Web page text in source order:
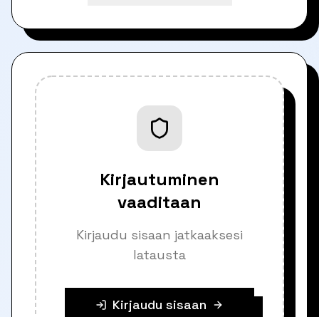
Kirjautuminen
vaaditaan
Kirjaudu sisaan jatkaaksesi
latausta
Kirjaudu sisaan